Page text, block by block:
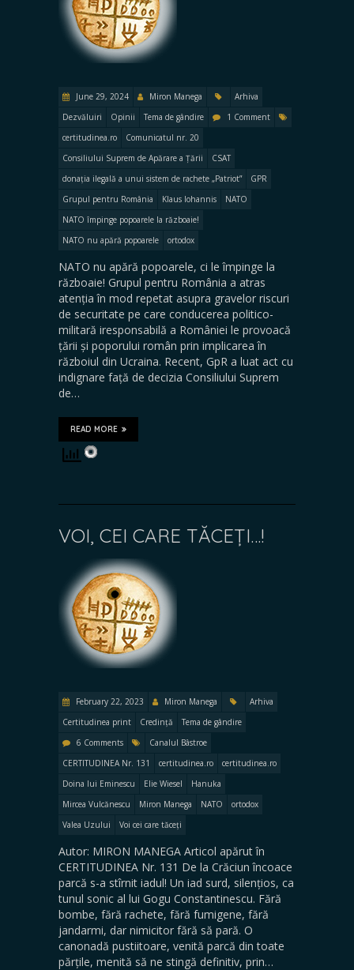
June 29, 2024 Miron Manega
Arhiva
Dezvăluiri
Opinii Tema de gândire
1 Comment
certitudinea.ro
Comunicatul nr. 20
Consiliului Suprem de Apărare a Țării
CSAT
donația ilegală a unui sistem de rachete „Patriot”
GPR
Grupul pentru România
Klaus Iohannis
NATO
NATO împinge popoarele la războaie!
NATO nu apără popoarele
ortodox
NATO nu apără popoarele, ci le împinge la
războaie! Grupul pentru România a atras
atenția în mod repetat asupra gravelor riscuri
de securitate pe care conducerea politico-
militară iresponsabilă a României le provoacă
țării și poporului român prin implicarea în
războiul din Ucraina. Recent, GpR a luat act cu
indignare față de decizia Consiliului Suprem
de…
READ MORE
VOI, CEI CARE TĂCEȚI…!
February 22, 2023 Miron Manega
Arhiva
Certitudinea print
Credință
Tema de gândire
6 Comments
Canalul Bâstroe
CERTITUDINEA Nr. 131
certitudinea.ro
certitudinea.ro
Doina lui Eminescu
Elie Wiesel
Hanuka
Mircea Vulcănescu
Miron Manega NATO
ortodox
Valea Uzului
Voi cei care tăceți
Autor: MIRON MANEGA Articol apărut în
CERTITUDINEA Nr. 131 De la Crăciun încoace
parcă s-a stîrnit iadul! Un iad surd, silențios, ca
tunul sonic al lui Gogu Constantinescu. Fără
bombe, fără rachete, fără fumigene, fără
jandarmi, dar nimicitor fără să pară. O
canonadă pustiitoare, venită parcă din toate
părțile, menită să ne stingă definitiv, prin…